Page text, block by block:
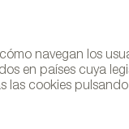
navegan los
en países cuya
las cookies